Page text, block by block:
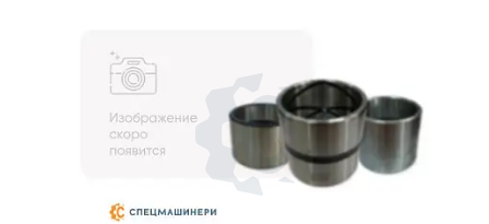
sksale@skdst.ru
+7 (499) 394-50-93